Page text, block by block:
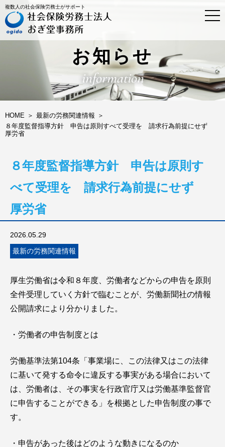
複数人の社会保険労務士がサポート
t
o
g
n
a
v
i
お知らせ
information
HOME
最新の労務関連情報
８年度監督指導方針 申告は原則すべて受理を 請求行為前提にせず
厚労省
８年度監督指導方針 申告は原則す
べて受理を 請求行為前提にせず
厚労省
2026.05.29
最新の労務関連情報
厚生労働省は令和８年度、労働者などからの申告を原則
全件受理していく方針で臨むことが、労働新聞社の情報
公開請求により分かりました。
・労働者の申告制度とは
労働基準法第104条「事業場に、この法律又はこの法律
に基いて発する命令に違反する事実がある場合において
は、労働者は、その事実を行政官庁又は労働基準監督官
に申告することができる」を根拠とした申告制度の事で
す。
・申告があった後はどのような動きになるのか